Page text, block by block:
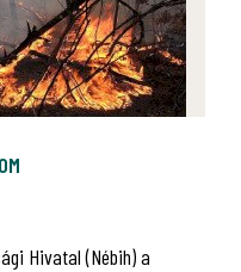
Hivatal (Nébih) a